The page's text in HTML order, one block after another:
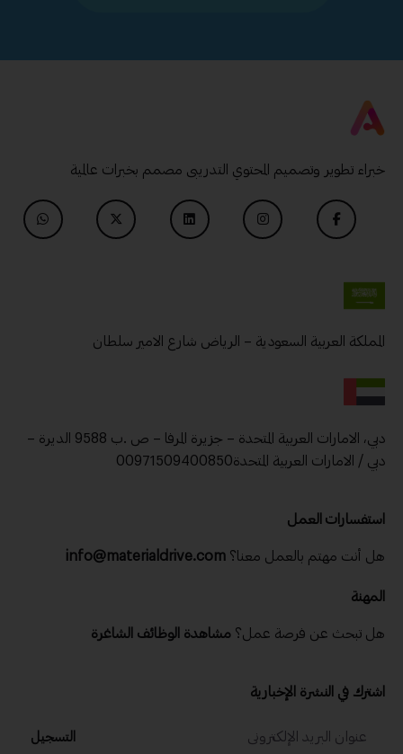
خبراء تطوير وتصميم المحتوي التدريبى مصمم بخبرات عالمية
المملكة العربية السعودية – الرياض شارع الامير سلطان
دبي، الامارات العربية المتحدة – جزيرة المرفا – ص .ب 9588 الديرة –
دبي / الامارات العربية المتحدة00971509400850
استفسارات العمل
هل أنت مهتم بالعمل معنا؟ info@materialdrive.com
المهنة
هل تبحث عن فرصة عمل؟ مشاهدة الوظائف الشاغرة
اشترك في النشرة الإخبارية
التسجيل